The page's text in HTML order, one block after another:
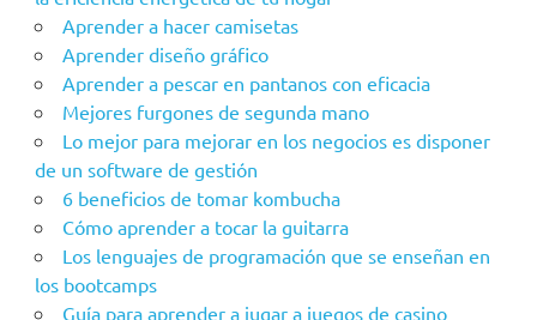
Aprender a hacer camisetas
Aprender diseño gráfico
Aprender a pescar en pantanos con eficacia
Mejores furgones de segunda mano
Lo mejor para mejorar en los negocios es disponer
de un software de gestión
6 beneficios de tomar kombucha
Cómo aprender a tocar la guitarra
Los lenguajes de programación que se enseñan en
los bootcamps
Guía para aprender a jugar a juegos de casino